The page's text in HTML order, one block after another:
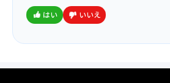
はい いいえ